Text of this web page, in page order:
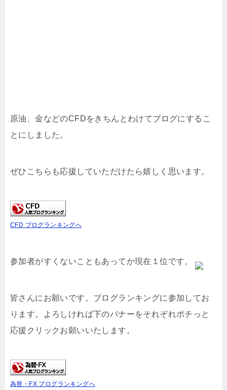
原油、金などのCFDをきちんとわけてブログにするこ
とにしました。
ぜひこちらも応援していただけたら嬉しく思います。
CFD ブログランキングへ
参加者がすくないこともあってか現在１位です。
皆さんにお願いです。ブログランキングに参加してお
ります。よろしければ下のバナーをそれぞれポチっと
応援クリックお願いいたします。
為替・FX ブログランキングへ